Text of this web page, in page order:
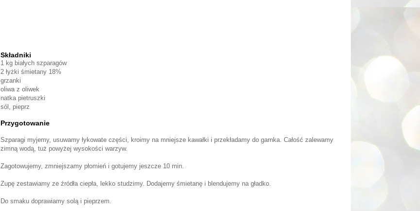
Składniki
1 kg białych szparagów
2 łyżki śmietany 18%
grzanki
oliwa z oliwek
natka pietruszki
sól, pieprz
Przygotowanie
Szparagi myjemy, usuwamy łykowate części, kroimy na mniejsze kawałki i przekładamy do garnka. Całość zalewamy
zimną wodą, tuż powyżej wysokości warzyw.
Zagotowujemy, zmniejszamy płomień i gotujemy jeszcze 10 min.
Zupę zestawiamy ze źródła ciepła, lekko studzimy. Dodajemy śmietanę i blendujemy na gładko.
Do smaku doprawiamy solą i pieprzem.